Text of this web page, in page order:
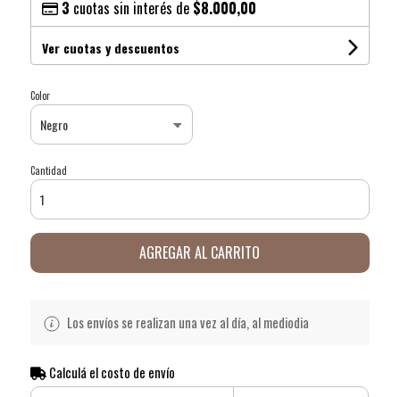
3 cuotas sin interés de $8.000,00
Ver cuotas y descuentos
Color
Cantidad
AGREGAR AL CARRITO
Los envíos se realizan una vez al día, al mediodia
Calculá el costo de envío